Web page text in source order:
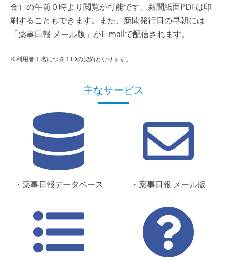
金）の午前０時より閲覧が可能です。新聞紙面PDFは印
刷することもできます。また、新聞発行日の早朝には
「薬事日報 メール版」がE-mailで配信されます。
※利用者１名につき１IDの契約となります。
主なサービス
・薬事日報データベース ・薬事日報 メール版